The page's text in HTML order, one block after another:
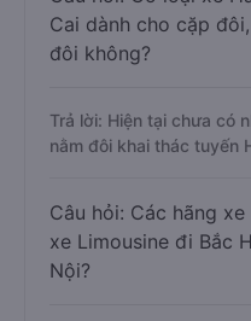
Cai dành cho cặp
đôi không?
Trả lời: Hiện tại chưa có
nằm đôi khai thác tuyến
Câu hỏi: Các hãng
xe Limousine đi Bắc
Nội?